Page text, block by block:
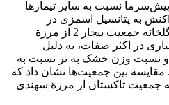
نسبت به سایر تیمارها
به پتانسیل اسمزی در
ژرمیناتور و با تنش خشکی در گلخانه جمعیت بیجار 2 از مرزة
در اکثر صفات، به‌ دلیل
و نسبت وزن خشک به تر نسبت به
مقایسة بین جمعیت‌ها نشان داد که
جمعیت تاکستان از مرزة سهندی